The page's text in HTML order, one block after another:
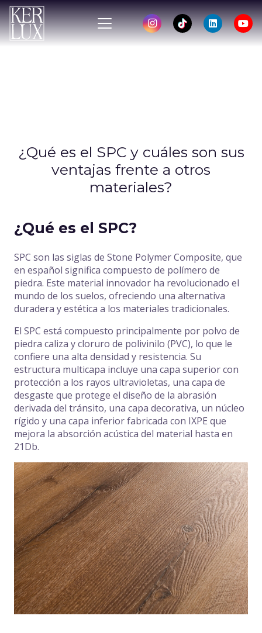
¿Qué es el SPC y cuáles son sus
ventajas frente a otros
materiales?
¿Qué es el SPC?
SPC son las siglas de Stone Polymer Composite, que
en español significa compuesto de polímero de
piedra. Este material innovador ha revolucionado el
mundo de los suelos, ofreciendo una alternativa
duradera y estética a los materiales tradicionales.
El SPC está compuesto principalmente por polvo de
piedra caliza y cloruro de polivinilo (PVC), lo que le
confiere una alta densidad y resistencia. Su
estructura multicapa incluye una capa superior con
protección a los rayos ultravioletas, una capa de
desgaste que protege el diseño de la abrasión
derivada del tránsito, una capa decorativa, un núcleo
rígido y una capa inferiorfabricada con IXPE que
mejora la absorción acústica del material hasta en
21Db.